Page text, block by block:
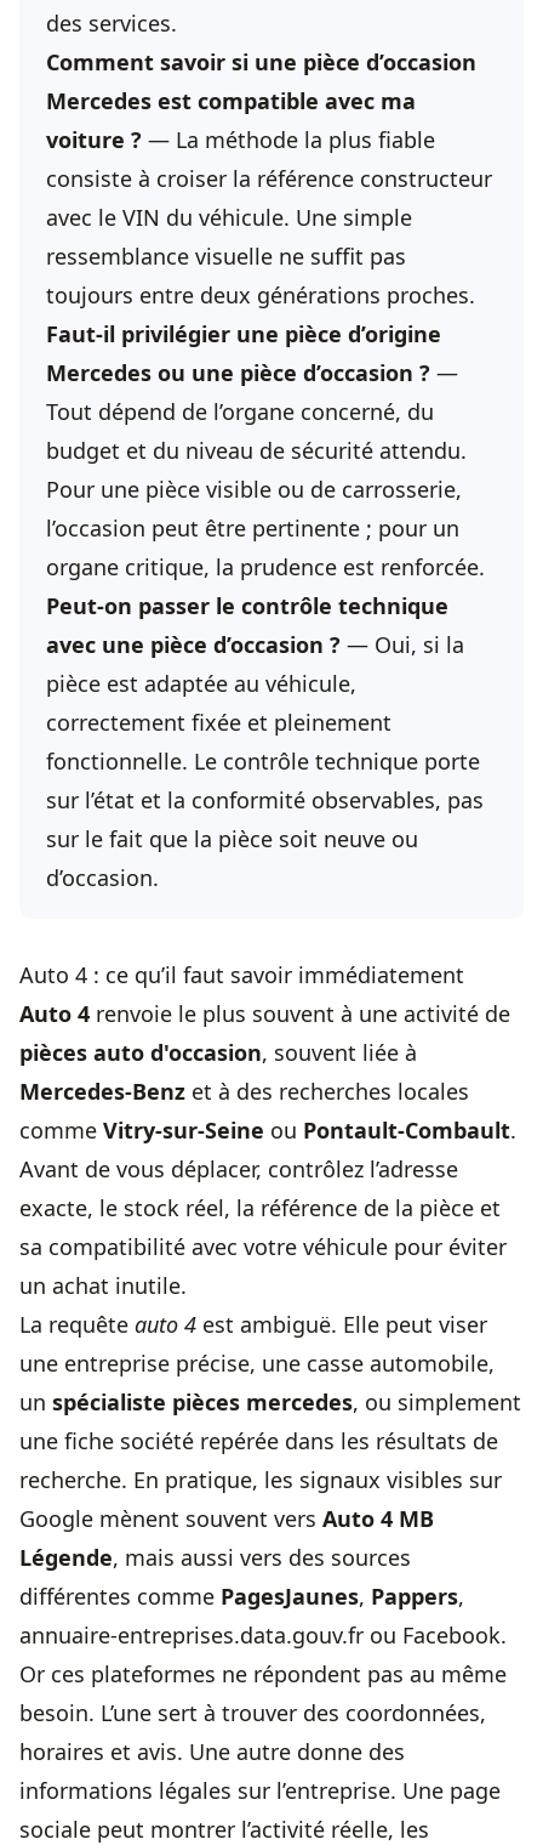
des services.
Comment savoir si une pièce d’occasion
Mercedes est compatible avec ma
voiture ? — La méthode la plus fiable
consiste à croiser la référence constructeur
avec le VIN du véhicule. Une simple
ressemblance visuelle ne suffit pas
toujours entre deux générations proches.
Faut-il privilégier une pièce d’origine
Mercedes ou une pièce d’occasion ? —
Tout dépend de l’organe concerné, du
budget et du niveau de sécurité attendu.
Pour une pièce visible ou de carrosserie,
l’occasion peut être pertinente ; pour un
organe critique, la prudence est renforcée.
Peut-on passer le contrôle technique
avec une pièce d’occasion ? — Oui, si la
pièce est adaptée au véhicule,
correctement fixée et pleinement
fonctionnelle. Le contrôle technique porte
sur l’état et la conformité observables, pas
sur le fait que la pièce soit neuve ou
d’occasion.
Auto 4 : ce qu’il faut savoir immédiatement
Auto 4 renvoie le plus souvent à une activité de
pièces auto d'occasion, souvent liée à
Mercedes-Benz et à des recherches locales
comme Vitry-sur-Seine ou Pontault-Combault.
Avant de vous déplacer, contrôlez l’adresse
exacte, le stock réel, la référence de la pièce et
sa compatibilité avec votre véhicule pour éviter
un achat inutile.
La requête auto 4 est ambiguë. Elle peut viser
une entreprise précise, une casse automobile,
un spécialiste pièces mercedes, ou simplement
une fiche société repérée dans les résultats de
recherche. En pratique, les signaux visibles sur
Google mènent souvent vers Auto 4 MB
Légende, mais aussi vers des sources
différentes comme PagesJaunes, Pappers,
annuaire-entreprises.data.gouv.fr ou Facebook.
Or ces plateformes ne répondent pas au même
besoin. L’une sert à trouver des coordonnées,
horaires et avis. Une autre donne des
informations légales sur l’entreprise. Une page
sociale peut montrer l’activité réelle, les